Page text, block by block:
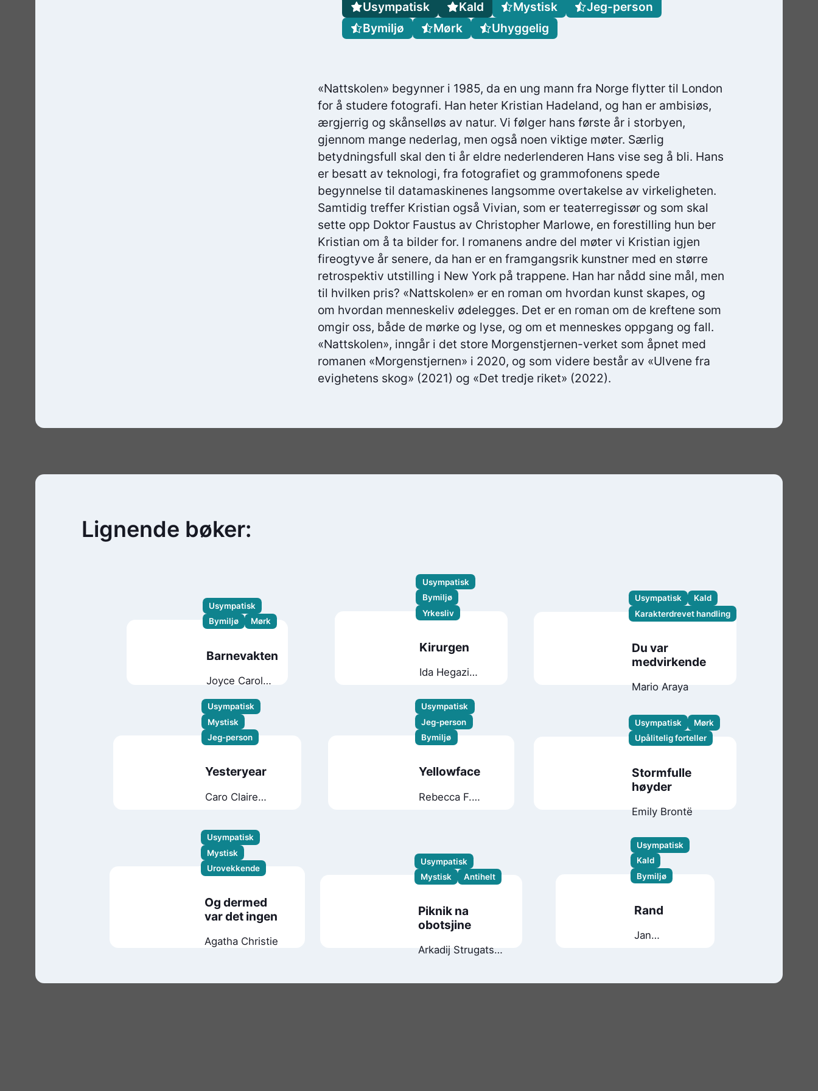
«Nattskolen» begynner i 1985, da en ung mann fra Norge flytter til London
for å studere fotografi. Han heter Kristian Hadeland, og han er ambisiøs,
ærgjerrig og skånselløs av natur. Vi følger hans første år i storbyen,
gjennom mange nederlag, men også noen viktige møter. Særlig
betydningsfull skal den ti år eldre nederlenderen Hans vise seg å bli. Hans
er besatt av teknologi, fra fotografiet og grammofonens spede
begynnelse til datamaskinenes langsomme overtakelse av virkeligheten.
Samtidig treffer Kristian også Vivian, som er teaterregissør og som skal
sette opp Doktor Faustus av Christopher Marlowe, en forestilling hun ber
Kristian om å ta bilder for. I romanens andre del møter vi Kristian igjen
fireogtyve år senere, da han er en framgangsrik kunstner med en større
retrospektiv utstilling i New York på trappene. Han har nådd sine mål, men
til hvilken pris? «Nattskolen» er en roman om hvordan kunst skapes, og
om hvordan menneskeliv ødelegges. Det er en roman om de kreftene som
omgir oss, både de mørke og lyse, og om et menneskes oppgang og fall.
«Nattskolen», inngår i det store Morgenstjernen-verket som åpnet med
romanen «Morgenstjernen» i 2020, og som videre består av «Ulvene fra
evighetens skog» (2021) og «Det tredje riket» (2022).
Usympatisk Kald Mystisk
Jeg-person
Bymiljø
Mørk Uhyggelig
Lignende bøker:
Usympatisk
Bymiljø
Mørk
Barnevakten
Joyce Carol
Usympatisk
Bymiljø
Yrkesliv
Kirurgen
Ida Hegazi
Usympatisk
Kald
Karakterdrevet handling
Du var
medvirkende
Mario Araya
Usympatisk
Mystisk
Jeg-person
Yesteryear
Caro Claire
Usympatisk
Jeg-person
Bymiljø
Yellowface
Rebecca F.
Usympatisk
Mørk
Upålitelig forteller
Stormfulle
høyder
Emily Brontë
Usympatisk
Mystisk
Urovekkende
Og dermed
var det ingen
Agatha Christie
Usympatisk
Mystisk
Antihelt
Piknik na
obotsjine
Arkadij Strugatskij
Usympatisk
Kald
Bymiljø
Rand
Jan